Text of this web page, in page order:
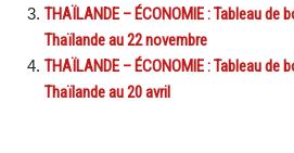
THAÏLANDE – ÉCONOMIE : Tableau de
Thaïlande au 22 novembre
THAÏLANDE – ÉCONOMIE : Tableau de
Thaïlande au 20 avril